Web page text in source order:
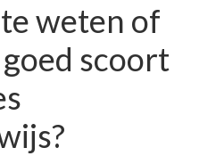
weten of
scoort